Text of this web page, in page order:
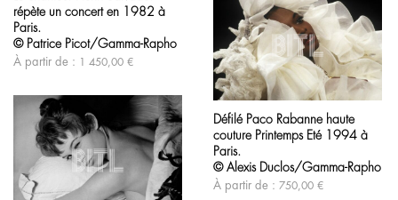
produit
plusieurs
variations.
Les
options
peuvent
choisies
page
produit
répète un concert en 1982 à
Paris.
© Patrice Picot/Gamma-Rapho
À partir de : 1 450,00 €
Ce
a
plusieurs
variations.
Les
options
peuvent
Défilé Paco Rabanne haute
couture Printemps Eté 1994 à
Paris.
© Alexis Duclos/Gamma-Rapho
À partir de : 750,00 €